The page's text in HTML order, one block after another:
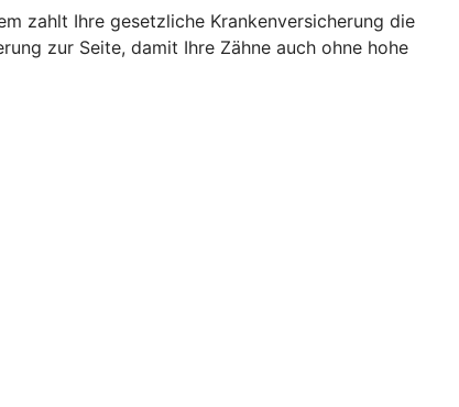
zahlt Ihre gesetzliche Krankenversicherung die
zur Seite, damit Ihre Zähne auch ohne hohe